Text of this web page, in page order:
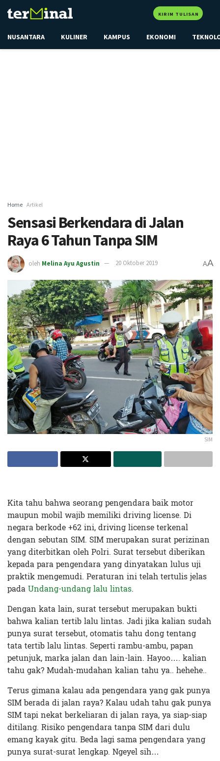
KIRIM TULISAN
NUSANTARA KULINER KAMPUS EKONOMI
Home Artikel
Sensasi Berkendara di Jalan
Raya 6 Tahun Tanpa SIM
oleh Melina Ayu Agustin 20 Oktober 2019 AA
SIM
Kita tahu bahwa seorang pengendara baik motor
maupun mobil wajib memiliki driving license. Di
negara berkode +62 ini, driving license terkenal
dengan sebutan SIM. SIM merupakan surat perizinan
yang diterbitkan oleh Polri. Surat tersebut diberikan
kepada para pengendara yang dinyatakan lulus uji
praktik mengemudi. Peraturan ini telah tertulis jelas
padaUndang-undang lalu lintas.
Dengan kata lain, surat tersebut merupakan bukti
bahwa kalian tertib lalu lintas. Jadi jika kalian sudah
punya surat tersebut, otomatis tahu dong tentang
tata tertib lalu lintas. Seperti rambu-ambu, papan
petunjuk, marka jalan dan lain-lain. Hayoo…. kalian
tahu gak? Mudah-mudahan kalian tahu ya.. hehehe..
Terus gimana kalau ada pengendara yang gak punya
SIM berada di jalan raya? Kalau udah tahu gak punya
SIM tapi nekat berkeliaran di jalan raya, ya siap-siap
ditilang. Risiko pengendara tanpa SIM dari dulu
emang kayak gitu. Beda lagi sama pengendara yang
punya surat-surat lengkap. Ngeyel sih…